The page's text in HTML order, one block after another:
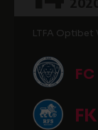
LTFA Optibet